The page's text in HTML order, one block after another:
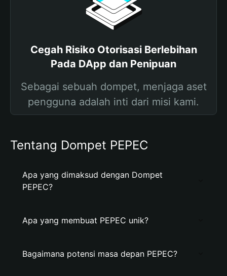
Cegah Risiko Otorisasi Berlebihan
Pada DApp dan Penipuan
Sebagai sebuah dompet, menjaga aset
pengguna adalah inti dari misi kami.
Tentang Dompet PEPEC
Apa yang dimaksud dengan Dompet
PEPEC?
Apa yang membuat PEPEC unik?
Bagaimana potensi masa depan PEPEC?